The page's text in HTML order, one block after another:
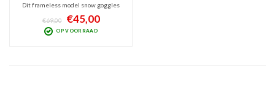
Dit frameless model snow goggles
met sferisch design is v.v. de
Quantum spiegellens (Cat. 3) die
beschermt tegen schadelijk UV en
€69,00 €45,00
OP VOORRAAD